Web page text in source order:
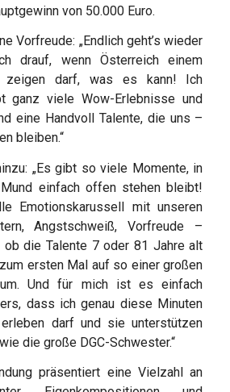
von 50.000 Euro.
Vorfreude: „Endlich geht’s wieder
drauf, wenn Österreich einem
zeigen darf, was es kann! Ich
ganz viele Wow-Erlebnisse und
eine Handvoll Talente, die uns –
bleiben.“
„Es gibt so viele Momente, in
einfach offen stehen bleibt!
Emotionskarussell mit unseren
Angstschweiß, Vorfreude –
ob die Talente 7 oder 81 Jahre alt
ersten Mal auf so einer großen
Und für mich ist es einfach
dass ich genau diese Minuten
darf und sie unterstützen
die große DGC-Schwester.“
präsentiert eine Vielzahl an